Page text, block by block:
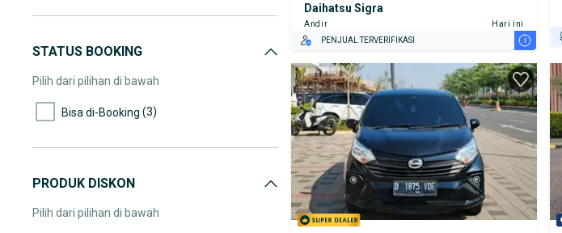
STATUS BOOKING
Pilih dari pilihan di bawah
Bisa di-Booking (3)
PRODUK DISKON
Pilih dari pilihan di bawah
Daihatsu Sigra
Andir
Hari ini
PENJUAL TERVERIFIKASI
i